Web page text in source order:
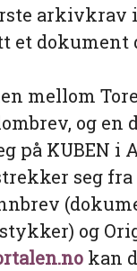
arkivkrav
et dokument
mellom
og en
på KUBEN i
seg
stykker) og
kan